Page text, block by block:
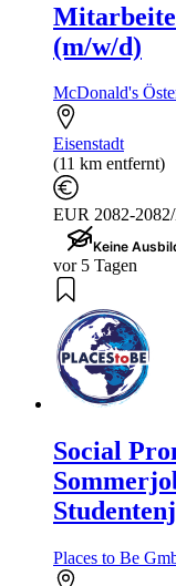
(m/w/d)
McDonald's
Eisenstadt
(11 km entfernt)
EUR 2082-
Keine
vor 5 Tagen
Social
Places to Be